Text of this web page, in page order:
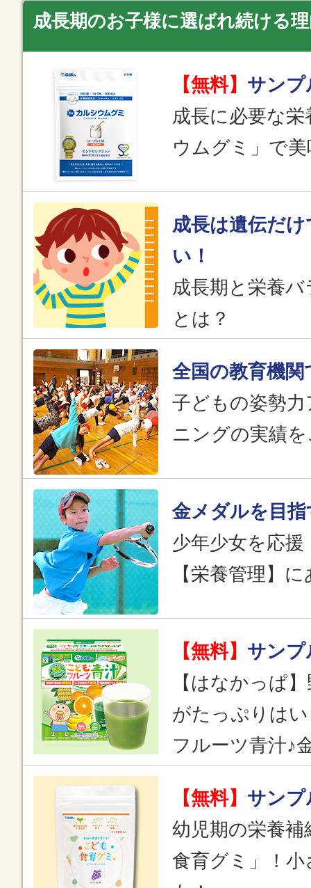
成長期のお子様に選ばれ続ける
【無料】 サンプ
成長に必要な
ウムグミ」で
成長は遺伝だ
い！
成長期と栄養
とは？
全国の教育機関
子どもの姿勢
ニングの実績
金メダルを目指
少年少女を応
【栄養管理】
【無料】 サンプ
【はなかっぱ
がたっぷりは
フルーツ青汁♪
【無料】 サンプ
幼児期の栄養
食育グミ」！